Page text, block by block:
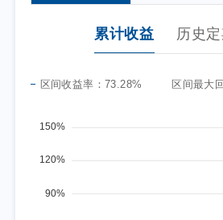
累计收益 历史
区间收益率： 73.28% 区间最大